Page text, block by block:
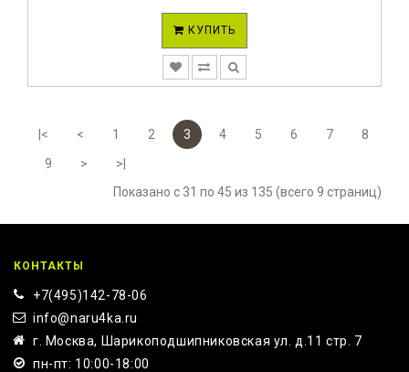
КУПИТЬ
|< < 1 2 3 4 5 6 7
8
9
>
>|
Показано с 31 по 45 из 135 (всего 9 страниц)
КОНТАКТЫ
+7(495)142-78-06
info@naru4ka.ru
г. Москва, Шарикоподшипниковская ул. д.11 стр. 7
пн-пт: 10:00-18:00